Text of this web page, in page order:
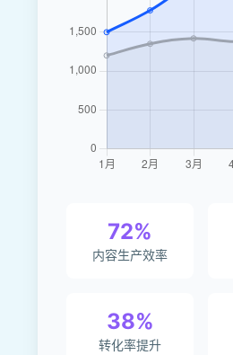
72%
内容生产效率
38%
转化率提升